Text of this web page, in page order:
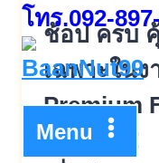
โทร.092-
Menu
ช้อป ครบ
เฉพาะใน
Premium
นี้คุ้มสุดๆ!